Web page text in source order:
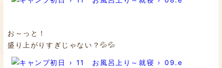
お～っと！
盛り上がりすぎじゃない？💦💦